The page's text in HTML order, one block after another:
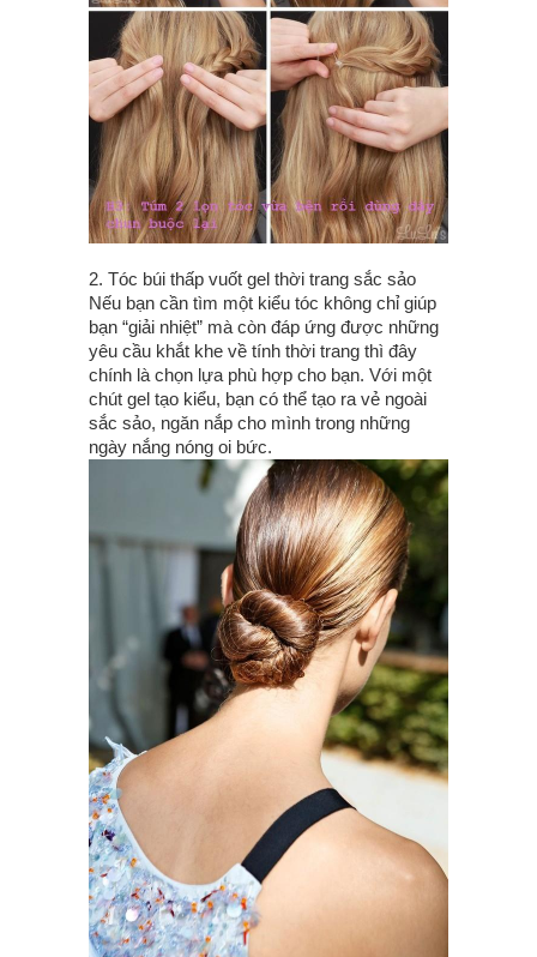
2. Tóc búi thấp vuốt gel thời trang sắc sảo
Nếu bạn cần tìm một kiểu tóc không chỉ giúp
bạn “giải nhiệt” mà còn đáp ứng được những
yêu cầu khắt khe về tính thời trang thì đây
chính là chọn lựa phù hợp cho bạn. Với một
chút gel tạo kiểu, bạn có thể tạo ra vẻ ngoài
sắc sảo, ngăn nắp cho mình trong những
ngày nắng nóng oi bức.